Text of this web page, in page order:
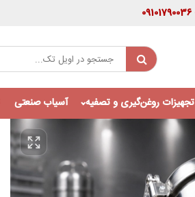
تجهیزات روغن‌گیری و تصفیه آسیاب صنعتی